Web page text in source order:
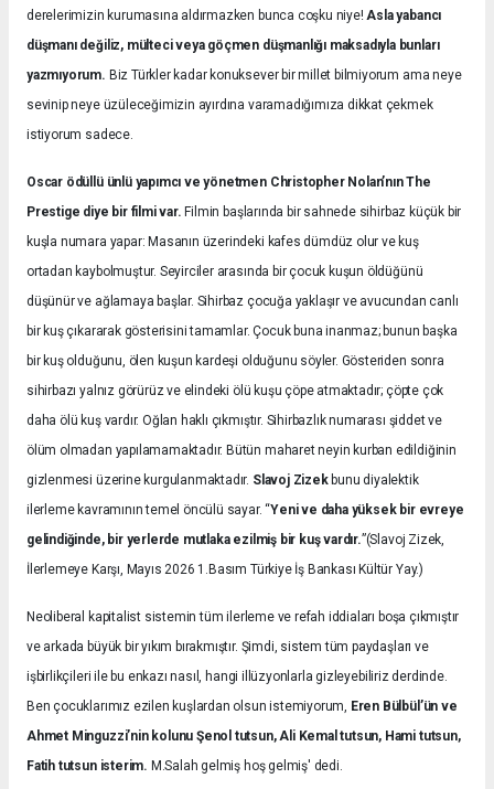
derelerimizin kurumasına aldırmazken bunca coşku niye!Asla yabancı
düşmanı değiliz, mülteci veya göçmen düşmanlığı maksadıyla bunları
yazmıyorum. Biz Türkler kadar konuksever bir millet bilmiyorum ama neye
sevinip neye üzüleceğimizin ayırdına varamadığımıza dikkat çekmek
istiyorum sadece.
Oscar ödüllü ünlü yapımcı ve yönetmen Christopher Nolan’nın The
Prestige diye bir filmi var. Filmin başlarında bir sahnede sihirbaz küçük bir
kuşla numara yapar: Masanın üzerindeki kafes dümdüz olur ve kuş
ortadan kaybolmuştur. Seyirciler arasında bir çocuk kuşun öldüğünü
düşünür ve ağlamaya başlar. Sihirbaz çocuğa yaklaşır ve avucundan canlı
bir kuş çıkararak gösterisini tamamlar. Çocuk buna inanmaz; bunun başka
bir kuş olduğunu, ölen kuşun kardeşi olduğunu söyler. Gösteriden sonra
sihirbazı yalnız görürüz ve elindeki ölü kuşu çöpe atmaktadır; çöpte çok
daha ölü kuş vardır. Oğlan haklı çıkmıştır. Sihirbazlık numarası şiddet ve
ölüm olmadan yapılamamaktadır. Bütün maharet neyin kurban edildiğinin
gizlenmesi üzerine kurgulanmaktadır. Slavoj Zizekbunu diyalektik
ilerleme kavramının temel öncülü sayar. “Yeni ve daha yüksek bir evreye
gelindiğinde, bir yerlerde mutlaka ezilmiş bir kuş vardır.”(Slavoj Zizek,
İlerlemeye Karşı, Mayıs 2026 1.Basım Türkiye İş Bankası Kültür Yay.)
Neoliberal kapitalist sistemin tüm ilerleme ve refah iddiaları boşa çıkmıştır
ve arkada büyük bir yıkım bırakmıştır. Şimdi, sistem tüm paydaşları ve
işbirlikçileri ile bu enkazı nasıl, hangi illüzyonlarla gizleyebiliriz derdinde.
Ben çocuklarımız ezilen kuşlardan olsun istemiyorum, Eren Bülbül’ün ve
Ahmet Minguzzi’nin kolunu Şenol tutsun, Ali Kemal tutsun, Hami tutsun,
Fatih tutsun isterim. M.Salah gelmiş hoş gelmiş' dedi.